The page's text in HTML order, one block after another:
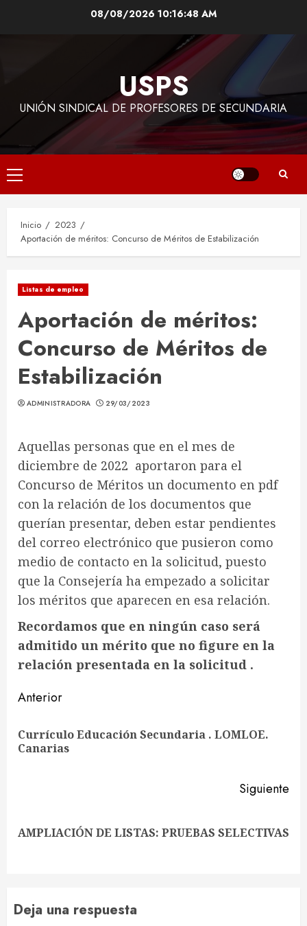
08/08/2026 10:16:49 AM
USPS
UNIÓN SINDICAL DE PROFESORES DE SECUNDARIA
Menú
principal
Inicio
2023
Aportación de méritos: Concurso de Méritos de Estabilización
Listas de empleo
Aportación de méritos:
Concurso de Méritos de
Estabilización
ADMINISTRADORA 29/03/2023
Aquellas personas que en el mes de
diciembre de 2022 aportaron para el
Concurso de Méritos un documento en pdf
con la relación de los documentos que
querían presentar, deben estar pendientes
del correo electrónico que pusieron como
medio de contacto en la solicitud, puesto
que la Consejería ha empezado a solicitar
los méritos que aparecen en esa relación.
Recordamos que en ningún caso será
admitido un mérito que no figure en la
relación presentada en la solicitud .
Sigue
leyendo
Anterior
Currículo Educación Secundaria . LOMLOE.
Canarias
Siguiente
Siguiente
AMPLIACIÓN DE LISTAS: PRUEBAS SELECTIVAS
Deja una respuesta